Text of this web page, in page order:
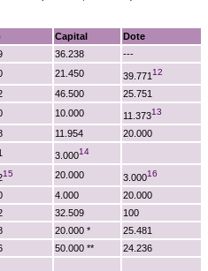
Capital
Dote
36.238
---
21.450 39.77112
46.500
25.751
10.000 11.37313
11.954
20.000
3.00014
15 20.000 3.00016
4.000
20.000
32.509
100
20.000 *
25.481
50.000 **
24.236